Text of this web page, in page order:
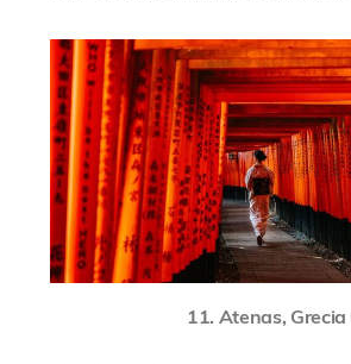
11. Atenas, Grecia